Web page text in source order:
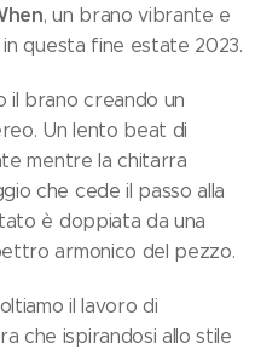
, un brano vibrante e
questa fine estate 2023.
il brano creando un
Un lento beat di
mentre la chitarra
che cede il passo alla
è doppiata da una
armonico del pezzo.
il lavoro di
che ispirandosi allo stile